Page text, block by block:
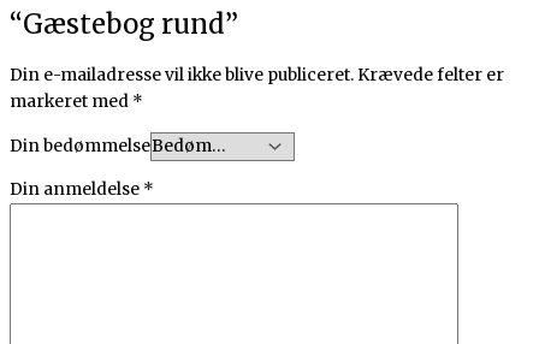
“Gæstebog rund”
Din e-mailadresse vil ikke blive publiceret.Krævede felter er
markeret med *
Din bedømmelse
Din anmeldelse *